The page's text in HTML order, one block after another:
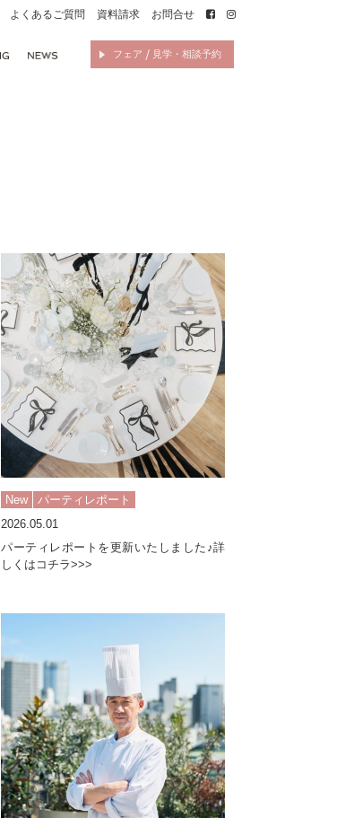
よくあるご質問 資料請求 お問合せ
フェア / 見学・相談予約
New
パーティレポート
2026.05.01
パーティレポートを更新いたしました♪詳
しくはコチラ>>>